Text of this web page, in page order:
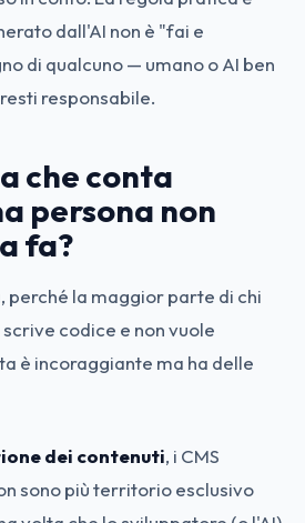
dall'AI non è "fai e
di qualcuno — umano o AI ben
responsabile.
che conta
persona non
fa?
perché la maggior parte di chi
codice e non vuole
è incoraggiante ma ha delle
dei contenuti, i CMS
sono più territorio esclusivo